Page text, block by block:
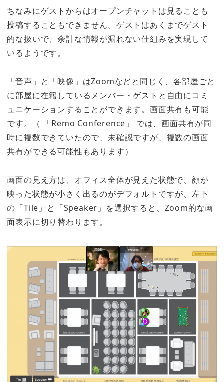
ちなみにゲストからはオープンチャットは見ることも
投稿することもできません。ゲストはあくまでゲスト
的な扱いで、余計な情報が漏れない仕組みを実現して
いるようです。
「音声」と「映像」はZoomなどと同じく、各部屋ごと
に部屋に在籍しているメンバー・ゲストと自由にコミ
ュニケーションすることができます。画面共有も可能
です。（ 「Remo Conference」 では、画面共有が同
時に複数できていたので、未確認ですが、複数の画面
共有ができる可能性もあります）
画面の見え方は、オフィス全体が見えた状態で、顔が
映った状態が小さく出るのがデフォルトですが、左下
の「Tile」と「Speaker」を選択すると、Zoom的な画
面表示に切り替わります。